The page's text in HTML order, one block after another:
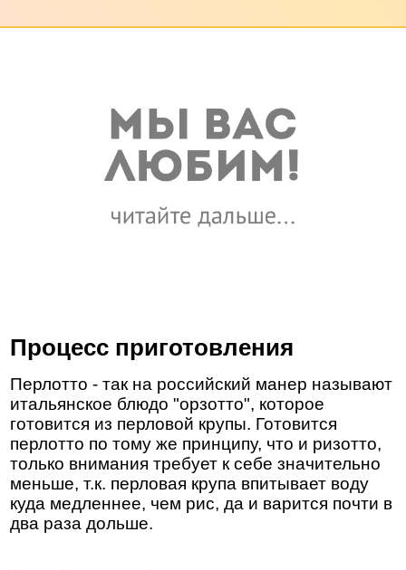
Процесс приготовления
Перлотто - так на российский манер называют
итальянское блюдо "орзотто", которое
готовится из перловой крупы. Готовится
перлотто по тому же принципу, что и ризотто,
только внимания требует к себе значительно
меньше, т.к. перловая крупа впитывает воду
куда медленнее, чем рис, да и варится почти в
два раза дольше.